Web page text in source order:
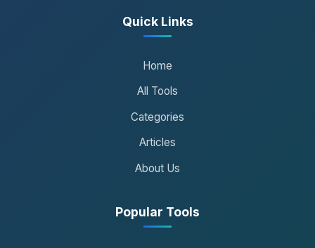
Quick Links
Home
All Tools
Categories
Articles
About Us
Popular Tools